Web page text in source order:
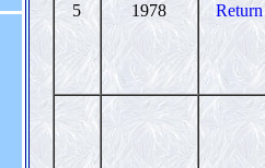
5 1978